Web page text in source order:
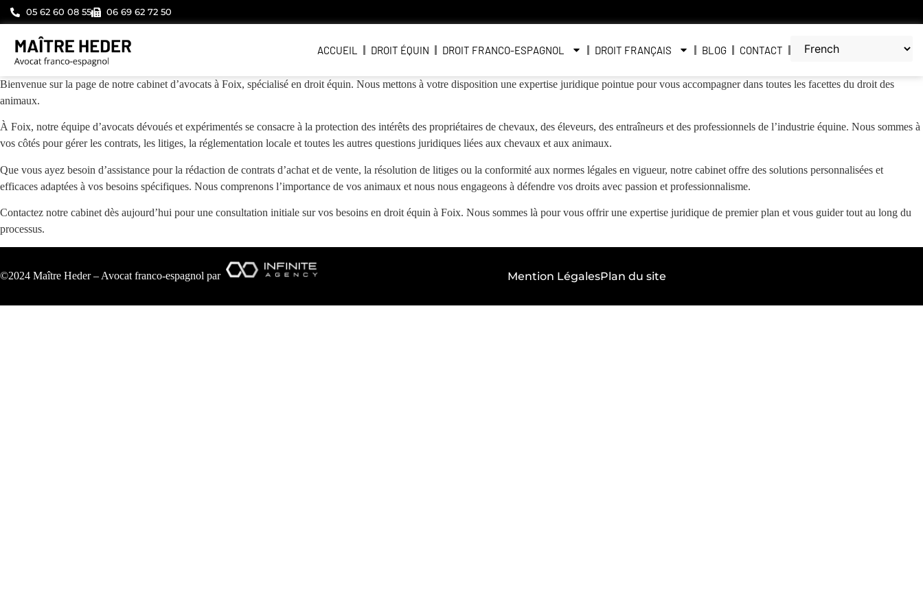
05 62 60 08 55 06 69 62 72 50
ACCUEIL DROIT ÉQUIN DROIT FRANCO-ESPAGNOL DROIT FRANÇAIS BLOG CONTACT
Bienvenue sur la page de notre cabinet d’avocats à Foix, spécialisé en droit équin. Nous mettons à votre disposition une expertise juridique pointue pour vous accompagner dans toutes les facettes du droit des
animaux.
À Foix, notre équipe d’avocats dévoués et expérimentés se consacre à la protection des intérêts des propriétaires de chevaux, des éleveurs, des entraîneurs et des professionnels de l’industrie équine. Nous sommes à
vos côtés pour gérer les contrats, les litiges, la réglementation locale et toutes les autres questions juridiques liées aux chevaux et aux animaux.
Que vous ayez besoin d’assistance pour la rédaction de contrats d’achat et de vente, la résolution de litiges ou la conformité aux normes légales en vigueur, notre cabinet offre des solutions personnalisées et
efficaces adaptées à vos besoins spécifiques. Nous comprenons l’importance de vos animaux et nous nous engageons à défendre vos droits avec passion et professionnalisme.
Contactez notre cabinet dès aujourd’hui pour une consultation initiale sur vos besoins en droit équin à Foix. Nous sommes là pour vous offrir une expertise juridique de premier plan et vous guider tout au long du
processus.
©2024 Maître Heder – Avocat franco-espagnol par Mention LégalesPlan du site